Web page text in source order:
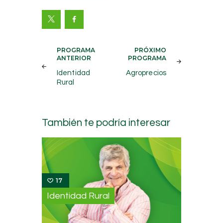
Navegación
de
entradas
PROGRAMA
ANTERIOR
Identidad
Rural
PRÓXIMO
PROGRAMA
Agroprecios
También te podría interesar
17
Identidad Rural